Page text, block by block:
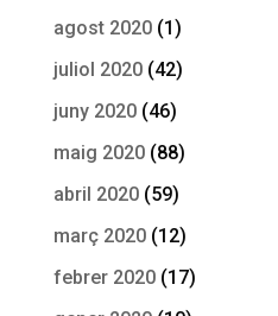
agost 2020(1)
juliol 2020(42)
juny 2020(46)
maig 2020(88)
abril 2020(59)
març 2020(12)
febrer 2020(17)